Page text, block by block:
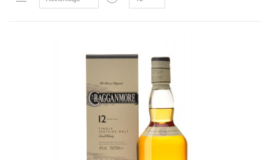
2ppm Phenol Gehalt. Die Spirit Still, wichtig für den zweiten
CRAGGANMORE WHISKIES IM SHOP:
Der Cragganmore 12 ist das Standardprodukt
elegant. Teil der Classic Malt Collection.
Cragganmore Distillers Edition: Die Distillers Edition ist deutlich